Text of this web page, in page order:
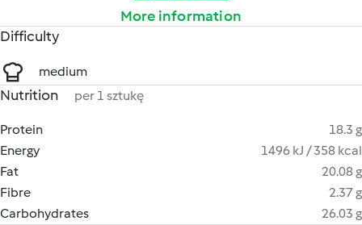
More information
Difficulty
medium
Nutrition per 1 sztukę
Protein
18.3 g
Energy
1496 kJ / 358 kcal
Fat
20.08 g
Fibre
2.37 g
Carbohydrates
26.03 g